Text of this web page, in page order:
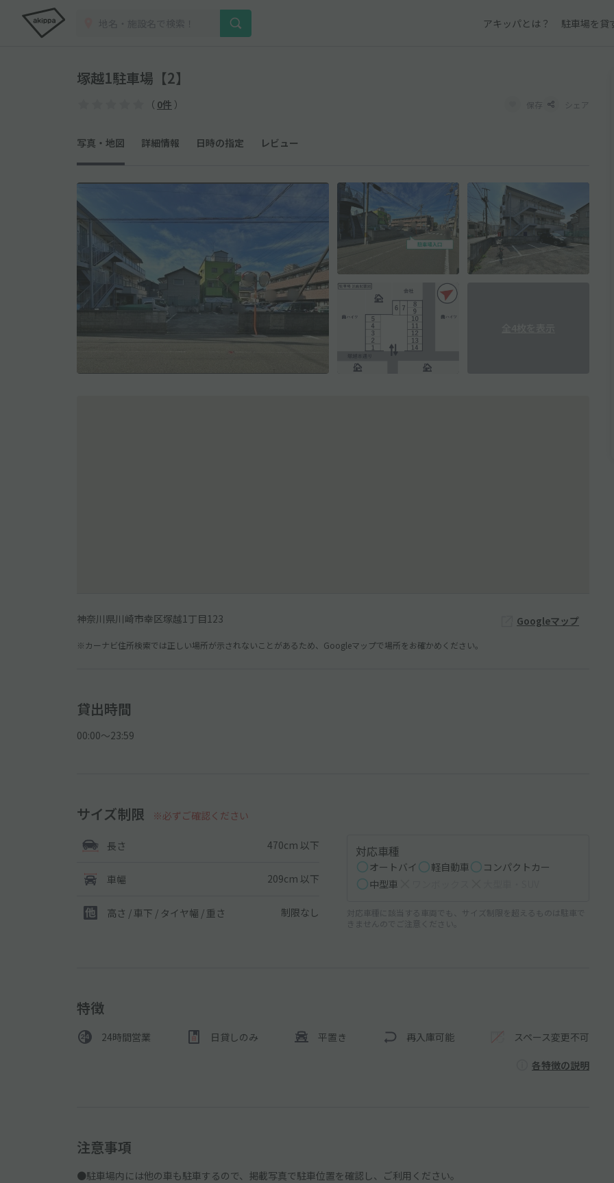
アキッパとは？ 駐車場を貸
塚越1駐車場【2】
（ 0件 ） 保存 シェア
写真・地図 詳細情報 日時の指定 レビュー
神奈川県川崎市幸区塚越1丁目123 Googleマップ
※カーナビ住所検索では正しい場所が示されないことがあるため、Googleマップで場所をお確かめください。
貸出時間
00:00〜23:59
サイズ制限 ※必ずご確認ください
長さ 470cm 以下
車幅 209cm 以下
高さ / 車下 / タイヤ幅 / 重さ 制限なし
対応車種
オートバイ 軽自動車
コンパクトカー
中型車
対応車種に該当する車両でも、サイズ制限を超えるものは駐車で
きませんのでご注意ください。
特徴
24時間営業 日貸しのみ 平置き 再入庫可能 スペース変更不可
各特徴の説明
注意事項
●駐車場内には他の車も駐車するので、掲載写真で駐車位置を確認し、ご利用ください。